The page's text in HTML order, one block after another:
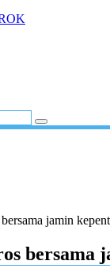
jamin
bersama